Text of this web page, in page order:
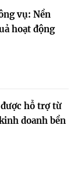
vụ: Nền
hoạt động
hỗ trợ từ
doanh bền